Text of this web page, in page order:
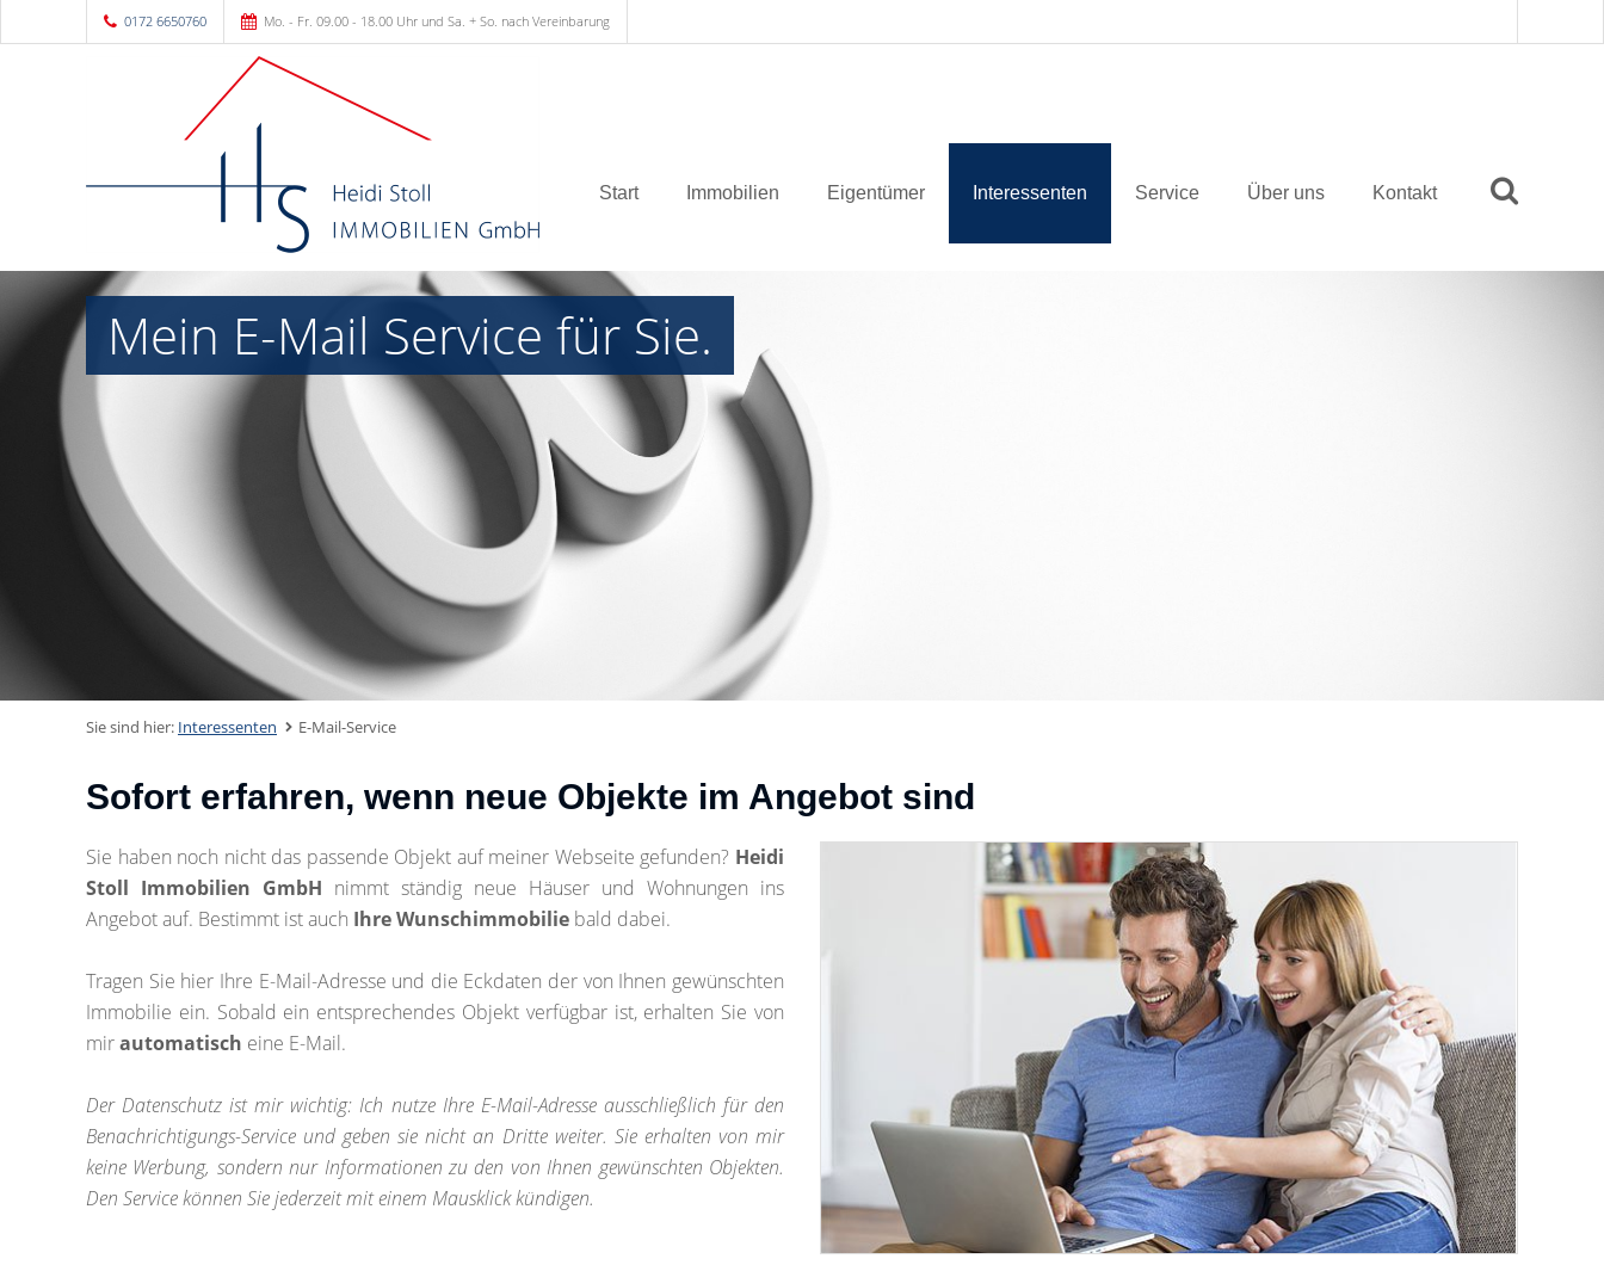
0172 6650760 Mo. - Fr. 09.00 - 18.00 Uhr und Sa. + So. nach Vereinbarung
Start Immobilien Eigentümer Interessenten Service Über uns Kontakt
Mein E-Mail Service für Sie.
Sie sind hier: Interessenten E-Mail-Service
Sofort erfahren, wenn neue Objekte im Angebot sind
Sie haben noch nicht das passende Objekt auf meiner Webseite gefunden? Heidi
Stoll Immobilien GmbH nimmt ständig neue Häuser und Wohnungen ins
Angebot auf. Bestimmt ist auch Ihre Wunschimmobilie bald dabei.
Tragen Sie hier Ihre E-Mail-Adresse und die Eckdaten der von Ihnen gewünschten
Immobilie ein. Sobald ein entsprechendes Objekt verfügbar ist, erhalten Sie von
mirautomatisch eine E-Mail.
Der Datenschutz ist mir wichtig: Ich nutze Ihre E-Mail-Adresse ausschließlich für den
Benachrichtigungs-Service und geben sie nicht an Dritte weiter. Sie erhalten von mir
keine Werbung, sondern nur Informationen zu den von Ihnen gewünschten Objekten.
Den Service können Sie jederzeit mit einem Mausklick kündigen.